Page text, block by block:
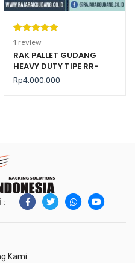
Peringkat
5.00dari 5
berdasarka
n
1
penilaian
1 review
RAK PALLET GUDANG
HEAVY DUTY TIPE RR-
2000 KAPASITAS 2 TON /
LEVEL
Rp4.000.000
:
Kami